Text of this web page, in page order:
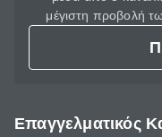
μέγιστη προβολή
Επαγγελματικός